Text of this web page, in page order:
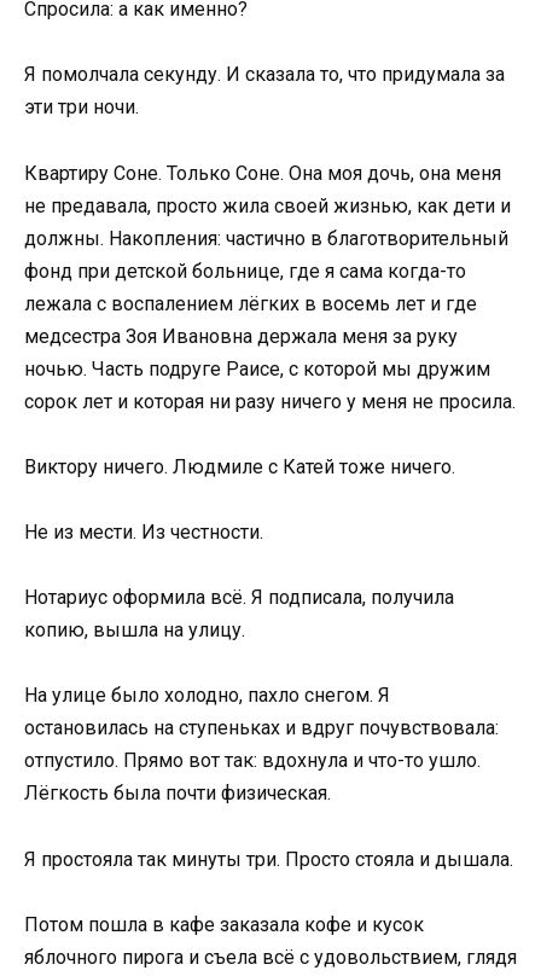
Спросила: а как именно?
Я помолчала секунду. И сказала то, что придумала за
эти три ночи.
Квартиру Соне. Только Соне. Она моя дочь, она меня
не предавала, просто жила своей жизнью, как дети и
должны. Накопления: частично в благотворительный
фонд при детской больнице, где я сама когда-то
лежала с воспалением лёгких в восемь лет и где
медсестра Зоя Ивановна держала меня за руку
ночью. Часть подруге Раисе, с которой мы дружим
сорок лет и которая ни разу ничего у меня не просила.
Виктору ничего. Людмиле с Катей тоже ничего.
Не из мести. Из честности.
Нотариус оформила всё. Я подписала, получила
копию, вышла на улицу.
На улице было холодно, пахло снегом. Я
остановилась на ступеньках и вдруг почувствовала:
отпустило. Прямо вот так: вдохнула и что-то ушло.
Лёгкость была почти физическая.
Я простояла так минуты три. Просто стояла и дышала.
Потом пошла в кафе заказала кофе и кусок
яблочного пирога и съела всё с удовольствием, глядя